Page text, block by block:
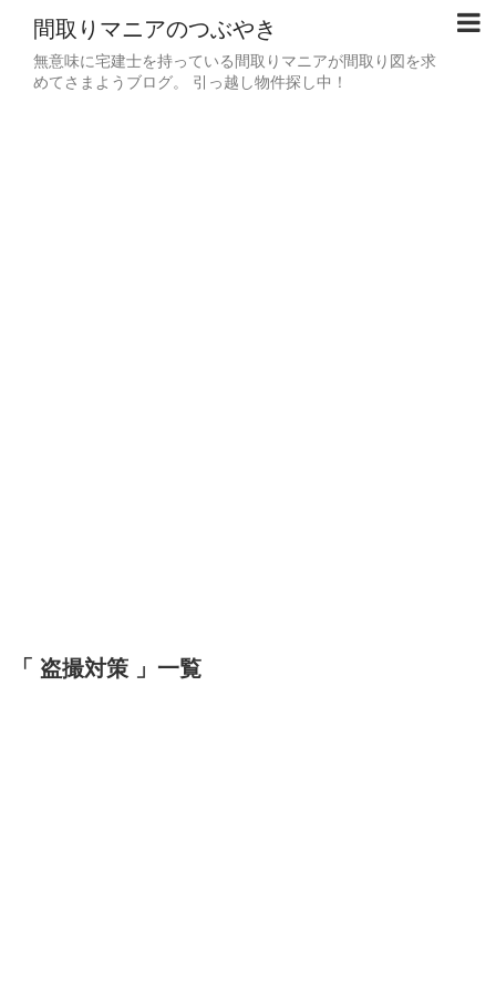
間取りマニアのつぶやき
無意味に宅建士を持っている間取りマニアが間取り図を求
めてさまようブログ。 引っ越し物件探し中！
「 盗撮対策 」一覧